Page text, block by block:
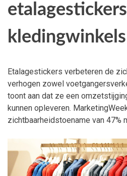
kledingwinkels
Etalagestickers verbeteren de
verhogen zowel
toont aan dat ze een
kunnen opleveren.
zichtbaarheidstoename van 47%